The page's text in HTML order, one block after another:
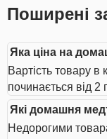
Поширені
Яка ціна на
Вартість товару в
починається від 2
Які домашня
Недорогими